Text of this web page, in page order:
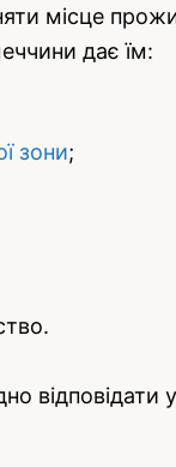
місце
дає їм:
зони;